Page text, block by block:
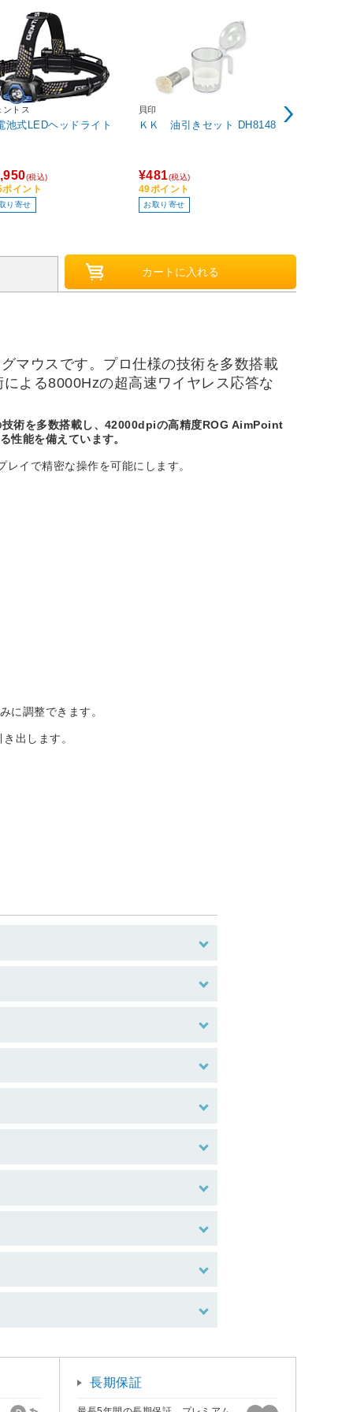
ントス
池式LEDヘッドライト
(税込)
イント
り寄せ
貝印
ＫＫ 油引きセット DH8148
¥481(税込)
49ポイント
お取り寄せ
マウスです。プロ仕様の技術を多数搭載
よる8000Hzの超高速ワイヤレス応答な
術を多数搭載し、42000dpiの高精度ROG AimPoint
能を備えています。
イで精密な操作を可能にします。
に調整できます。
出します。
長期保証